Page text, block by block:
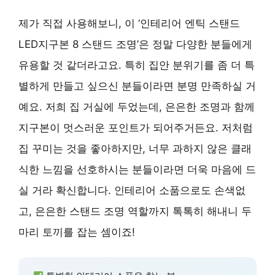
제가 직접 사용해보니, 이 ‘인테리어 엔틱 스탠드
LED지구본 8 스탠드 조명’은 정말 다양한 분들에게
유용할 것 같더라고요. 특히 집안 분위기를 좀 더 특
별하게 만들고 싶으신 분들이라면 분명 만족하실 거
예요. 저희 집 거실에 두었는데, 은은한 조명과 함께
지구본이 멋스러운 포인트가 되어주거든요. 저처럼
집 꾸미는 것을 좋아하지만, 너무 과하지 않은 클래
식한 느낌을 선호하시는 분들이라면 더욱 마음에 드
실 거라 확신합니다. 인테리어 소품으로도 손색없
고, 은은한 스탠드 조명 역할까지 톡톡히 해내니 두
마리 토끼를 잡는 셈이죠!